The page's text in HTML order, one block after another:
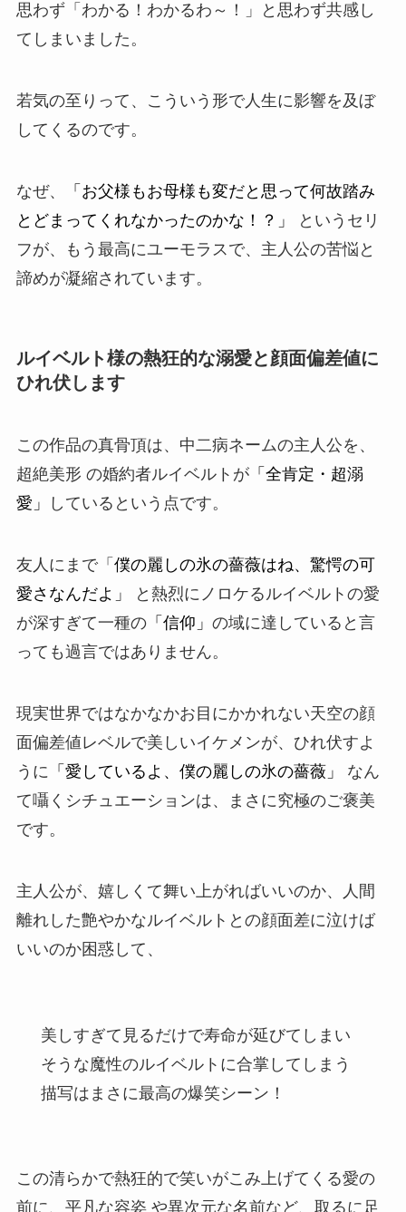
思わず「わかる！わかるわ～！」と思わず共感し
てしまいました。
若気の至りって、こういう形で人生に影響を及ぼ
してくるのです。
なぜ、
「お父様もお母様も変だと思って何故踏み
とどまってくれなかったのかな！？」
というセリ
フが、もう最高にユーモラスで、主人公の苦悩と
諦めが凝縮されています。
ルイベルト様の熱狂的な溺愛と顔面偏差値に
ひれ伏します
この作品の真骨頂は、中二病ネームの主人公を、
超絶美形 の婚約者ルイベルトが「全肯定・超溺
愛」
しているという点です。
友人にまで「 僕の麗しの氷の薔薇はね、驚愕の可
愛さなんだよ」
と熱烈にノロケるルイベルトの愛
が深すぎて一種の「信仰」 の域に達していると言
っても過言ではありません。
現実世界ではなかなかお目にかかれない天空の顔
面偏差値レベルで美しいイケメンが、ひれ伏すよ
うに 「愛しているよ、僕の麗しの氷の薔薇」
なん
て囁くシチュエーションは、まさに究極のご褒美
です。
主人公が、嬉しくて舞い上がればいいのか、人間
離れした艶やかなルイベルトとの顔面差に泣けば
いいのか困惑して、
美しすぎて見るだけで寿命が延びてしまい
そうな魔性のルイベルトに合掌してしまう
描写はまさに最高の爆笑シーン！
この清らかで熱狂的で笑いがこみ上げてくる愛の
前に、平凡な容姿 や異次元な名前など、取るに足